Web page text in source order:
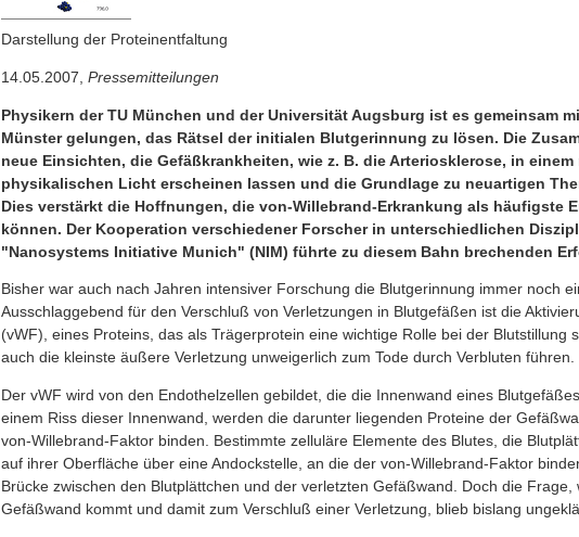
Darstellung der Proteinentfaltung
14.05.2007, Pressemitteilungen
Physikern der TU München und der Universität Augsburg ist es gemeinsam
Münster gelungen, das Rätsel der initialen Blutgerinnung zu lösen. Die
neue Einsichten, die Gefäßkrankheiten, wie z. B. die Arteriosklerose, in
physikalischen Licht erscheinen lassen und die Grundlage zu neuartigen
Dies verstärkt die Hoffnungen, die von-Willebrand-Erkrankung als häufigste
können. Der Kooperation verschiedener Forscher in unterschiedlichen
"Nanosystems Initiative Munich" (NIM) führte zu diesem Bahn brechenden
Bisher war auch nach Jahren intensiver Forschung die Blutgerinnung immer noch
Ausschlaggebend für den Verschluß von Verletzungen in Blutgefäßen ist die
(vWF), eines Proteins, das als Trägerprotein eine wichtige Rolle bei der Blutstillung
auch die kleinste äußere Verletzung unweigerlich zum Tode durch Verbluten führen.
Der vWF wird von den Endothelzellen gebildet, die die Innenwand eines
einem Riss dieser Innenwand, werden die darunter liegenden Proteine der
von-Willebrand-Faktor binden. Bestimmte zelluläre Elemente des Blutes, die
auf ihrer Oberfläche über eine Andockstelle, an die der von-Willebrand-Faktor
Brücke zwischen den Blutplättchen und der verletzten Gefäßwand. Doch die Frage,
Gefäßwand kommt und damit zum Verschluß einer Verletzung, blieb bislang